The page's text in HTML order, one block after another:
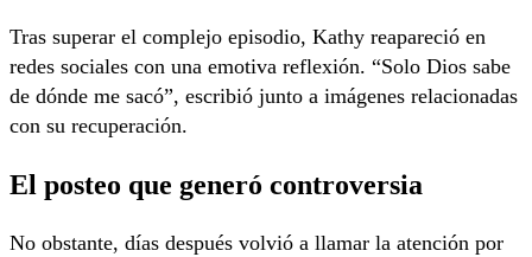
Tras superar el complejo episodio, Kathy reapareció en
redes sociales con una emotiva reflexión. “Solo Dios sabe
de dónde me sacó”, escribió junto a imágenes relacionadas
con su recuperación.
El posteo que generó controversia
No obstante, días después volvió a llamar la atención por